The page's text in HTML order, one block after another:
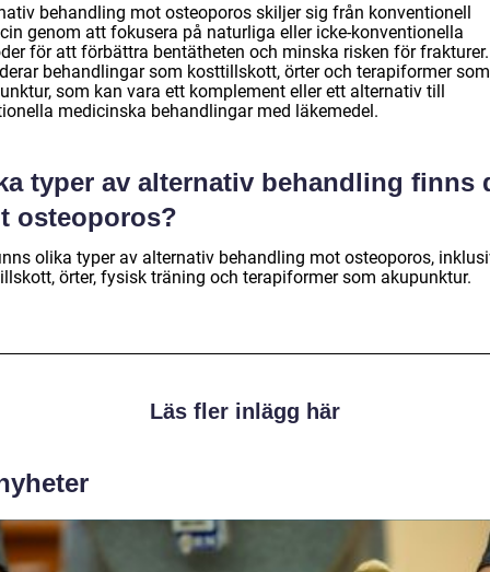
behandling mot osteoporos skiljer sig från konventionell
genom att fokusera på naturliga eller icke-konventionella
för att förbättra bentätheten och minska risken för
behandlingar som kosttillskott, örter och terapiformer som
som kan vara ett komplement eller ett alternativ till
medicinska behandlingar med läkemedel.
typer av alternativ behandling finns
osteoporos?
olika typer av alternativ behandling mot osteoporos,
örter, fysisk träning och terapiformer som akupunktur.
Läs fler inlägg här